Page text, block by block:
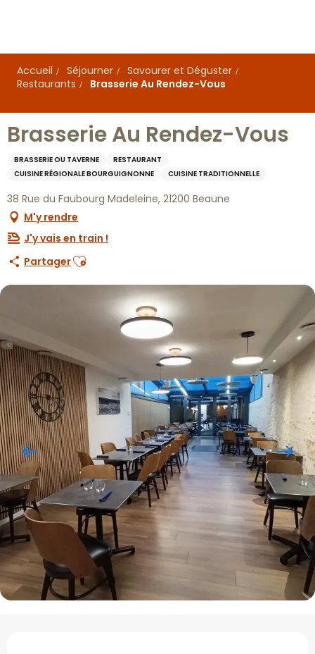
principal
Accueil
Séjourner
Savourer et Déguster
Restaurants
Brasserie Au Rendez-Vous
Brasserie Au Rendez-Vous
BRASSERIE OU TAVERNE
RESTAURANT
CUISINE RÉGIONALE BOURGUIGNONNE
CUISINE TRADITIONNELLE
38 Rue du Faubourg Madeleine, 21200 Beaune
M'y rendre
J'y vais en train !
PartagerAjouter aux favoris